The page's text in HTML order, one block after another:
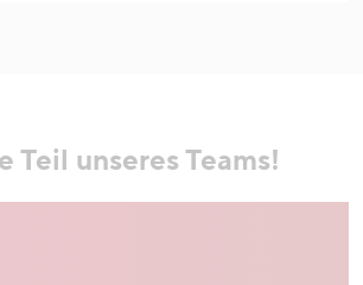
unseres Teams!